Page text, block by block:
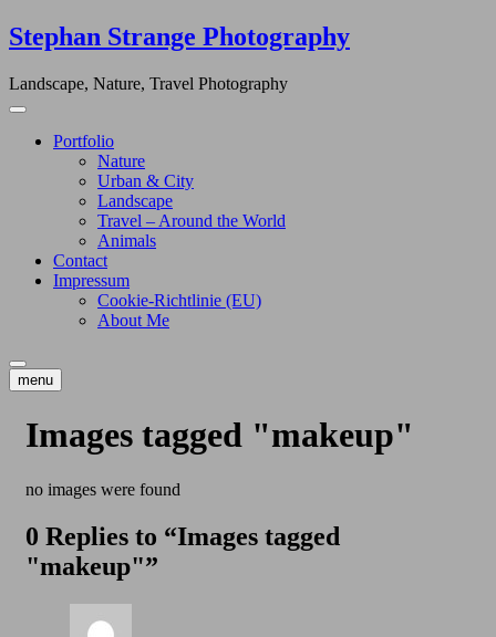
Skip
to
Stephan Strange Photography
Landscape, Nature, Travel Photography
Portfolio
Nature
Urban & City
Landscape
Travel – Around the World
Animals
Contact
Impressum
Cookie-Richtlinie (EU)
About Me
menu
Images tagged "makeup"
no images were found
0 Replies to “Images tagged
"makeup"”